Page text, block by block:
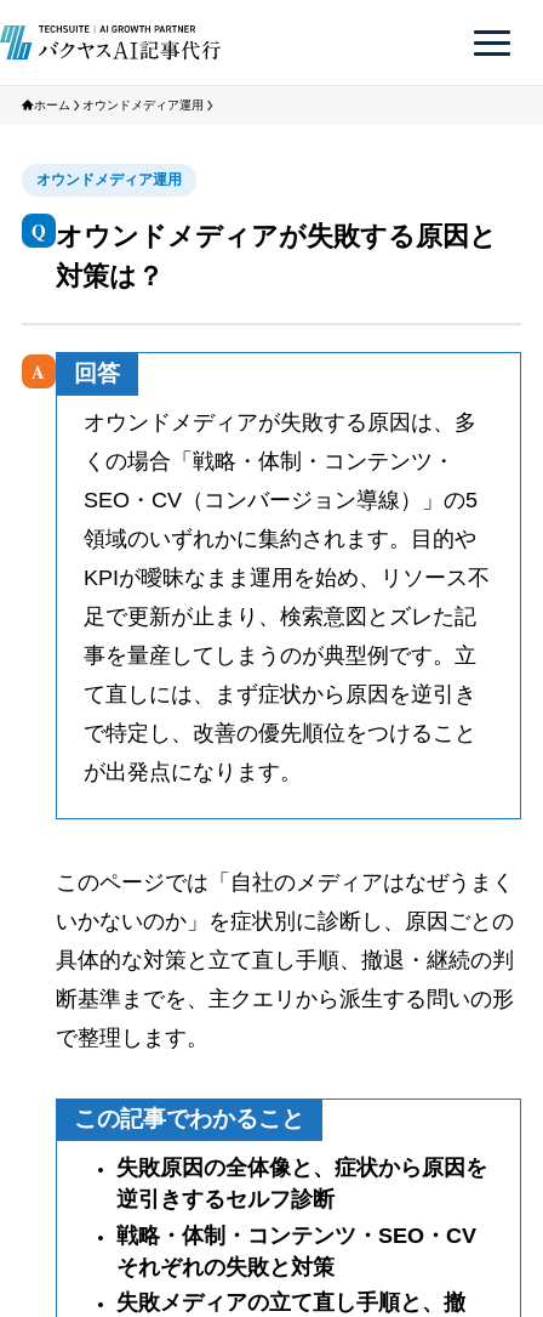
ホーム オウンドメディア運用
オウンドメディア運用
Q オウンドメディアが失敗する原因と
対策は？
A 回答
オウンドメディアが失敗する原因は、多
くの場合「戦略・体制・コンテンツ・
SEO・CV（コンバージョン導線）」の5
領域のいずれかに集約されます。目的や
KPIが曖昧なまま運用を始め、リソース不
足で更新が止まり、検索意図とズレた記
事を量産してしまうのが典型例です。立
て直しには、まず症状から原因を逆引き
で特定し、改善の優先順位をつけること
が出発点になります。
このページでは「自社のメディアはなぜうまく
いかないのか」を症状別に診断し、原因ごとの
具体的な対策と立て直し手順、撤退・継続の判
断基準までを、主クエリから派生する問いの形
で整理します。
この記事でわかること
失敗原因の全体像と、症状から原因を
逆引きするセルフ診断
戦略・体制・コンテンツ・SEO・CV
それぞれの失敗と対策
失敗メディアの立て直し手順と、撤